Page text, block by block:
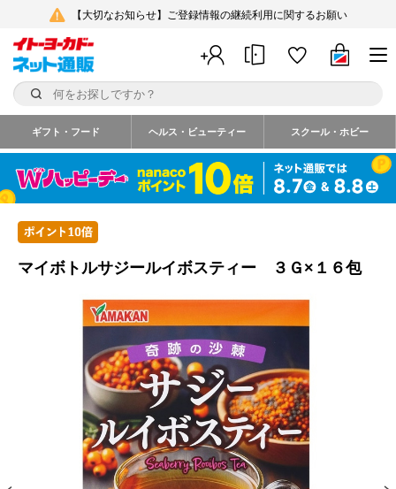
【大切なお知らせ】ご登録情報の継続利用に関するお願い
ギフト・フード ヘルス・ビューティー スクール・ホビー
マイボトルサジールイボスティー ３Ｇ×１６包